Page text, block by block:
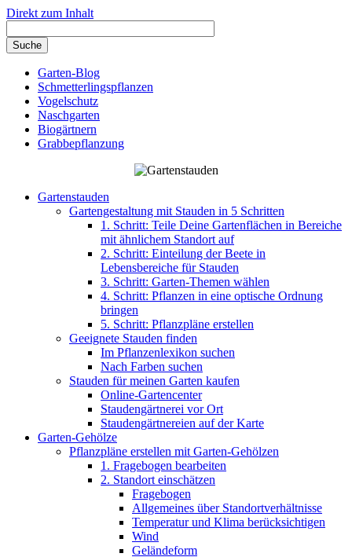
Direkt zum Inhalt
Garten-Blog
Schmetterlingspflanzen
Vogelschutz
Naschgarten
Biogärtnern
Grabbepflanzung
Gartenstauden
Gartengestaltung mit Stauden in 5 Schritten
1. Schritt: Teile Deine Gartenflächen in Bereiche
mit ähnlichem Standort auf
2. Schritt: Einteilung der Beete in
Lebensbereiche für Stauden
3. Schritt: Garten-Themen wählen
4. Schritt: Pflanzen in eine optische Ordnung
bringen
5. Schritt: Pflanzpläne erstellen
Geeignete Stauden finden
Im Pflanzenlexikon suchen
Nach Farben suchen
Stauden für meinen Garten kaufen
Online-Gartencenter
Staudengärtnerei vor Ort
Staudengärtnereien auf der Karte
Garten-Gehölze
Pflanzpläne erstellen mit Garten-Gehölzen
1. Fragebogen bearbeiten
2. Standort einschätzen
Fragebogen
Allgemeines über Standortverhältnisse
Temperatur und Klima berücksichtigen
Wind
Geländeform